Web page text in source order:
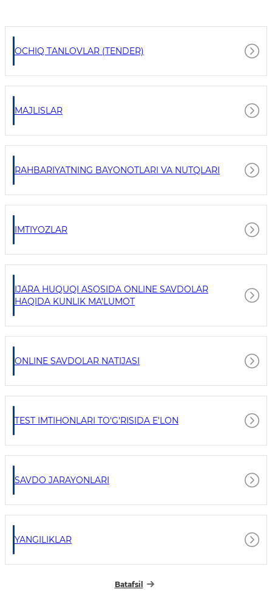
OCHIQ TANLOVLAR (TENDER)
MAJLISLAR
RAHBARIYATNING BAYONOTLARI VA NUTQLARI
IMTIYOZLAR
IJARA HUQUQI ASOSIDA ONLINE SAVDOLAR
HAQIDA KUNLIK MA'LUMOT
ONLINE SAVDOLAR NATIJASI
TEST IMTIHONLARI TO'G'RISIDA E'LON
SAVDO JARAYONLARI
YANGILIKLAR
Batafsil